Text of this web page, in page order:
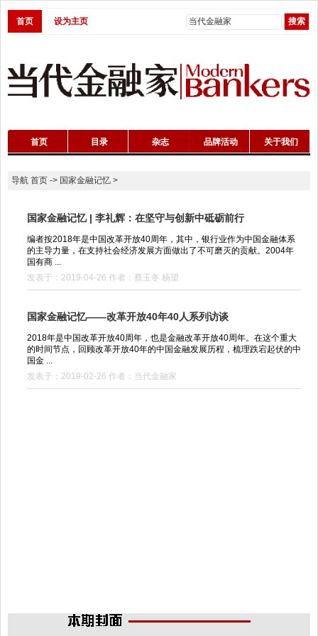
首页 设为主页
首页 目录 杂志 品牌活动 关于我们
导航 首页-> 国家金融记忆>
国家金融记忆 | 李礼辉：在坚守与创新中砥砺前行
编者按2018年是中国改革开放40周年，其中，银行业作为中国金融体系
的主导力量，在支持社会经济发展方面做出了不可磨灭的贡献。2004年
国有商 ...
发表于：2019-04-26 作者：蔡玉冬 杨望
国家金融记忆——改革开放40年40人系列访谈
2018年是中国改革开放40周年，也是金融改革开放40周年。在这个重大
的时间节点，回顾改革开放40年的中国金融发展历程，梳理跌宕起伏的中
国金 ...
发表于：2019-02-26 作者：当代金融家